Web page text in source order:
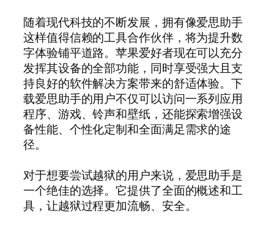
随着现代科技的不断发展，拥有像爱思助手
这样值得信赖的工具合作伙伴，将为提升数
字体验铺平道路。苹果爱好者现在可以充分
发挥其设备的全部功能，同时享受强大且支
持良好的软件解决方案带来的舒适体验。下
载爱思助手的用户不仅可以访问一系列应用
程序、游戏、铃声和壁纸，还能探索增强设
备性能、个性化定制和全面满足需求的途
径。
对于想要尝试越狱的用户来说，爱思助手是
一个绝佳的选择。它提供了全面的概述和工
具，让越狱过程更加流畅、安全。